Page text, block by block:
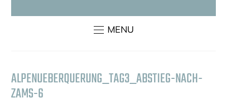
MENU
ALPENUEBERQUERUNG_TAG3_ABSTIEG-NACH-
ZAMS-6